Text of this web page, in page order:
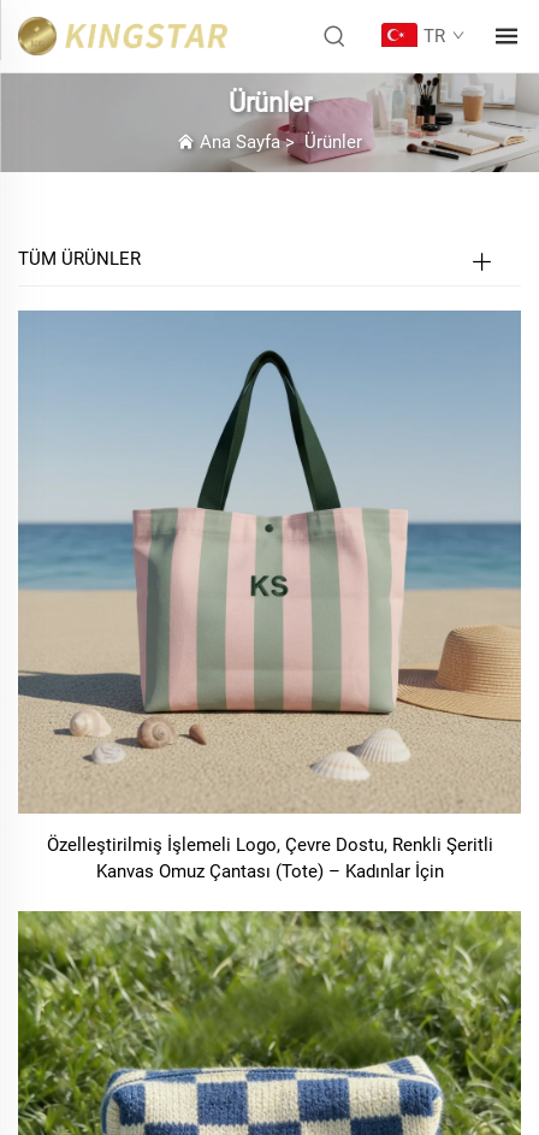
TR
Ürünler
Ana Sayfa>Ürünler
TÜM ÜRÜNLER
Özelleştirilmiş İşlemeli Logo, Çevre Dostu, Renkli Şeritli
Kanvas Omuz Çantası (Tote) – Kadınlar İçin